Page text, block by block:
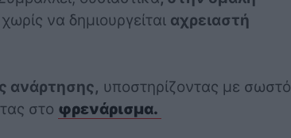
να δημιουργείται αχρειαστή
ανάρτησης, υποστηρίζοντας με σωστό
στο φρενάρισμα.